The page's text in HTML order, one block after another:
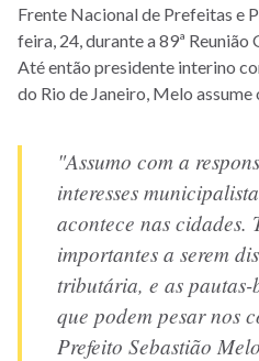
Frente Nacional de Prefeitas e
feira, 24, durante a 89ª Reunião
Até então presidente interino
do Rio de Janeiro, Melo
"Assumo com a
interesses
acontece nas cidades.
importantes a serem
tributária, e as pautas-
que podem pesar nos
Prefeito Sebastião